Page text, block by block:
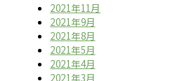
2021年11月
2021年9月
2021年8月
2021年5月
2021年4月
2021年3月